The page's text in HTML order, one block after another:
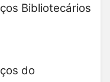
Bibliotecários
do